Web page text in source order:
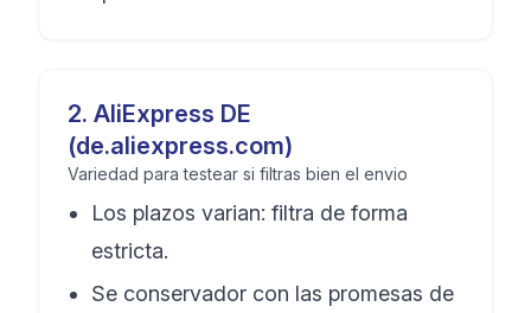
2. AliExpress DE
(de.aliexpress.com)
Variedad para testear si filtras bien el envio
Los plazos varian: filtra de forma
estricta.
Se conservador con las promesas de